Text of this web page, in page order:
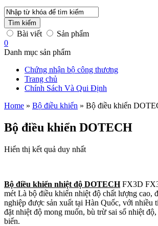
Tìm kiếm
Bài viết
Sản phẩm
0
Danh mục sản phẩm
Chứng nhận bộ công thương
Trang chủ
Chính Sách Và Qui Định
Home » Bộ điều khiển » Bộ điều khiển
Bộ điều khiển DOTECH
Hiển thị kết quả duy nhất
Bộ điều khiển nhiệt độ DOTECHFX3D
mét Là bộ điều khiển nhiệt độ chất lượng cao,
nghiệp được sản xuất tại Hàn Quốc, với nhiều
đặt nhiệt độ mong muốn, bù trừ sai số nhiệt
biến.